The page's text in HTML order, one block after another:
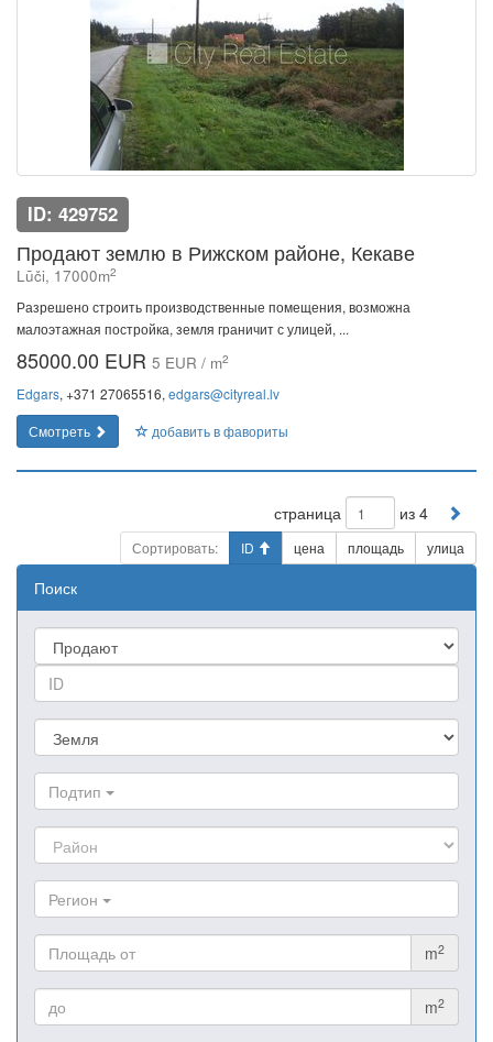
ID: 429752
Продают землю в Рижском районе, Кекаве
Lūči, 17000m2
Разрешено строить производственные помещения, возможна
малоэтажная постройка, земля граничит с улицей, ...
85000.00 EUR 5 EUR / m2
Edgars, +371 27065516, edgars@cityreal.lv
Смотреть
добавить в фавориты
страница из 4
Сортировать: ID цена площадь улица
Поиск
Подтип
Регион
m2
m2